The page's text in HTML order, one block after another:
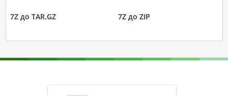
7Z до TAR.GZ 7Z до ZIP